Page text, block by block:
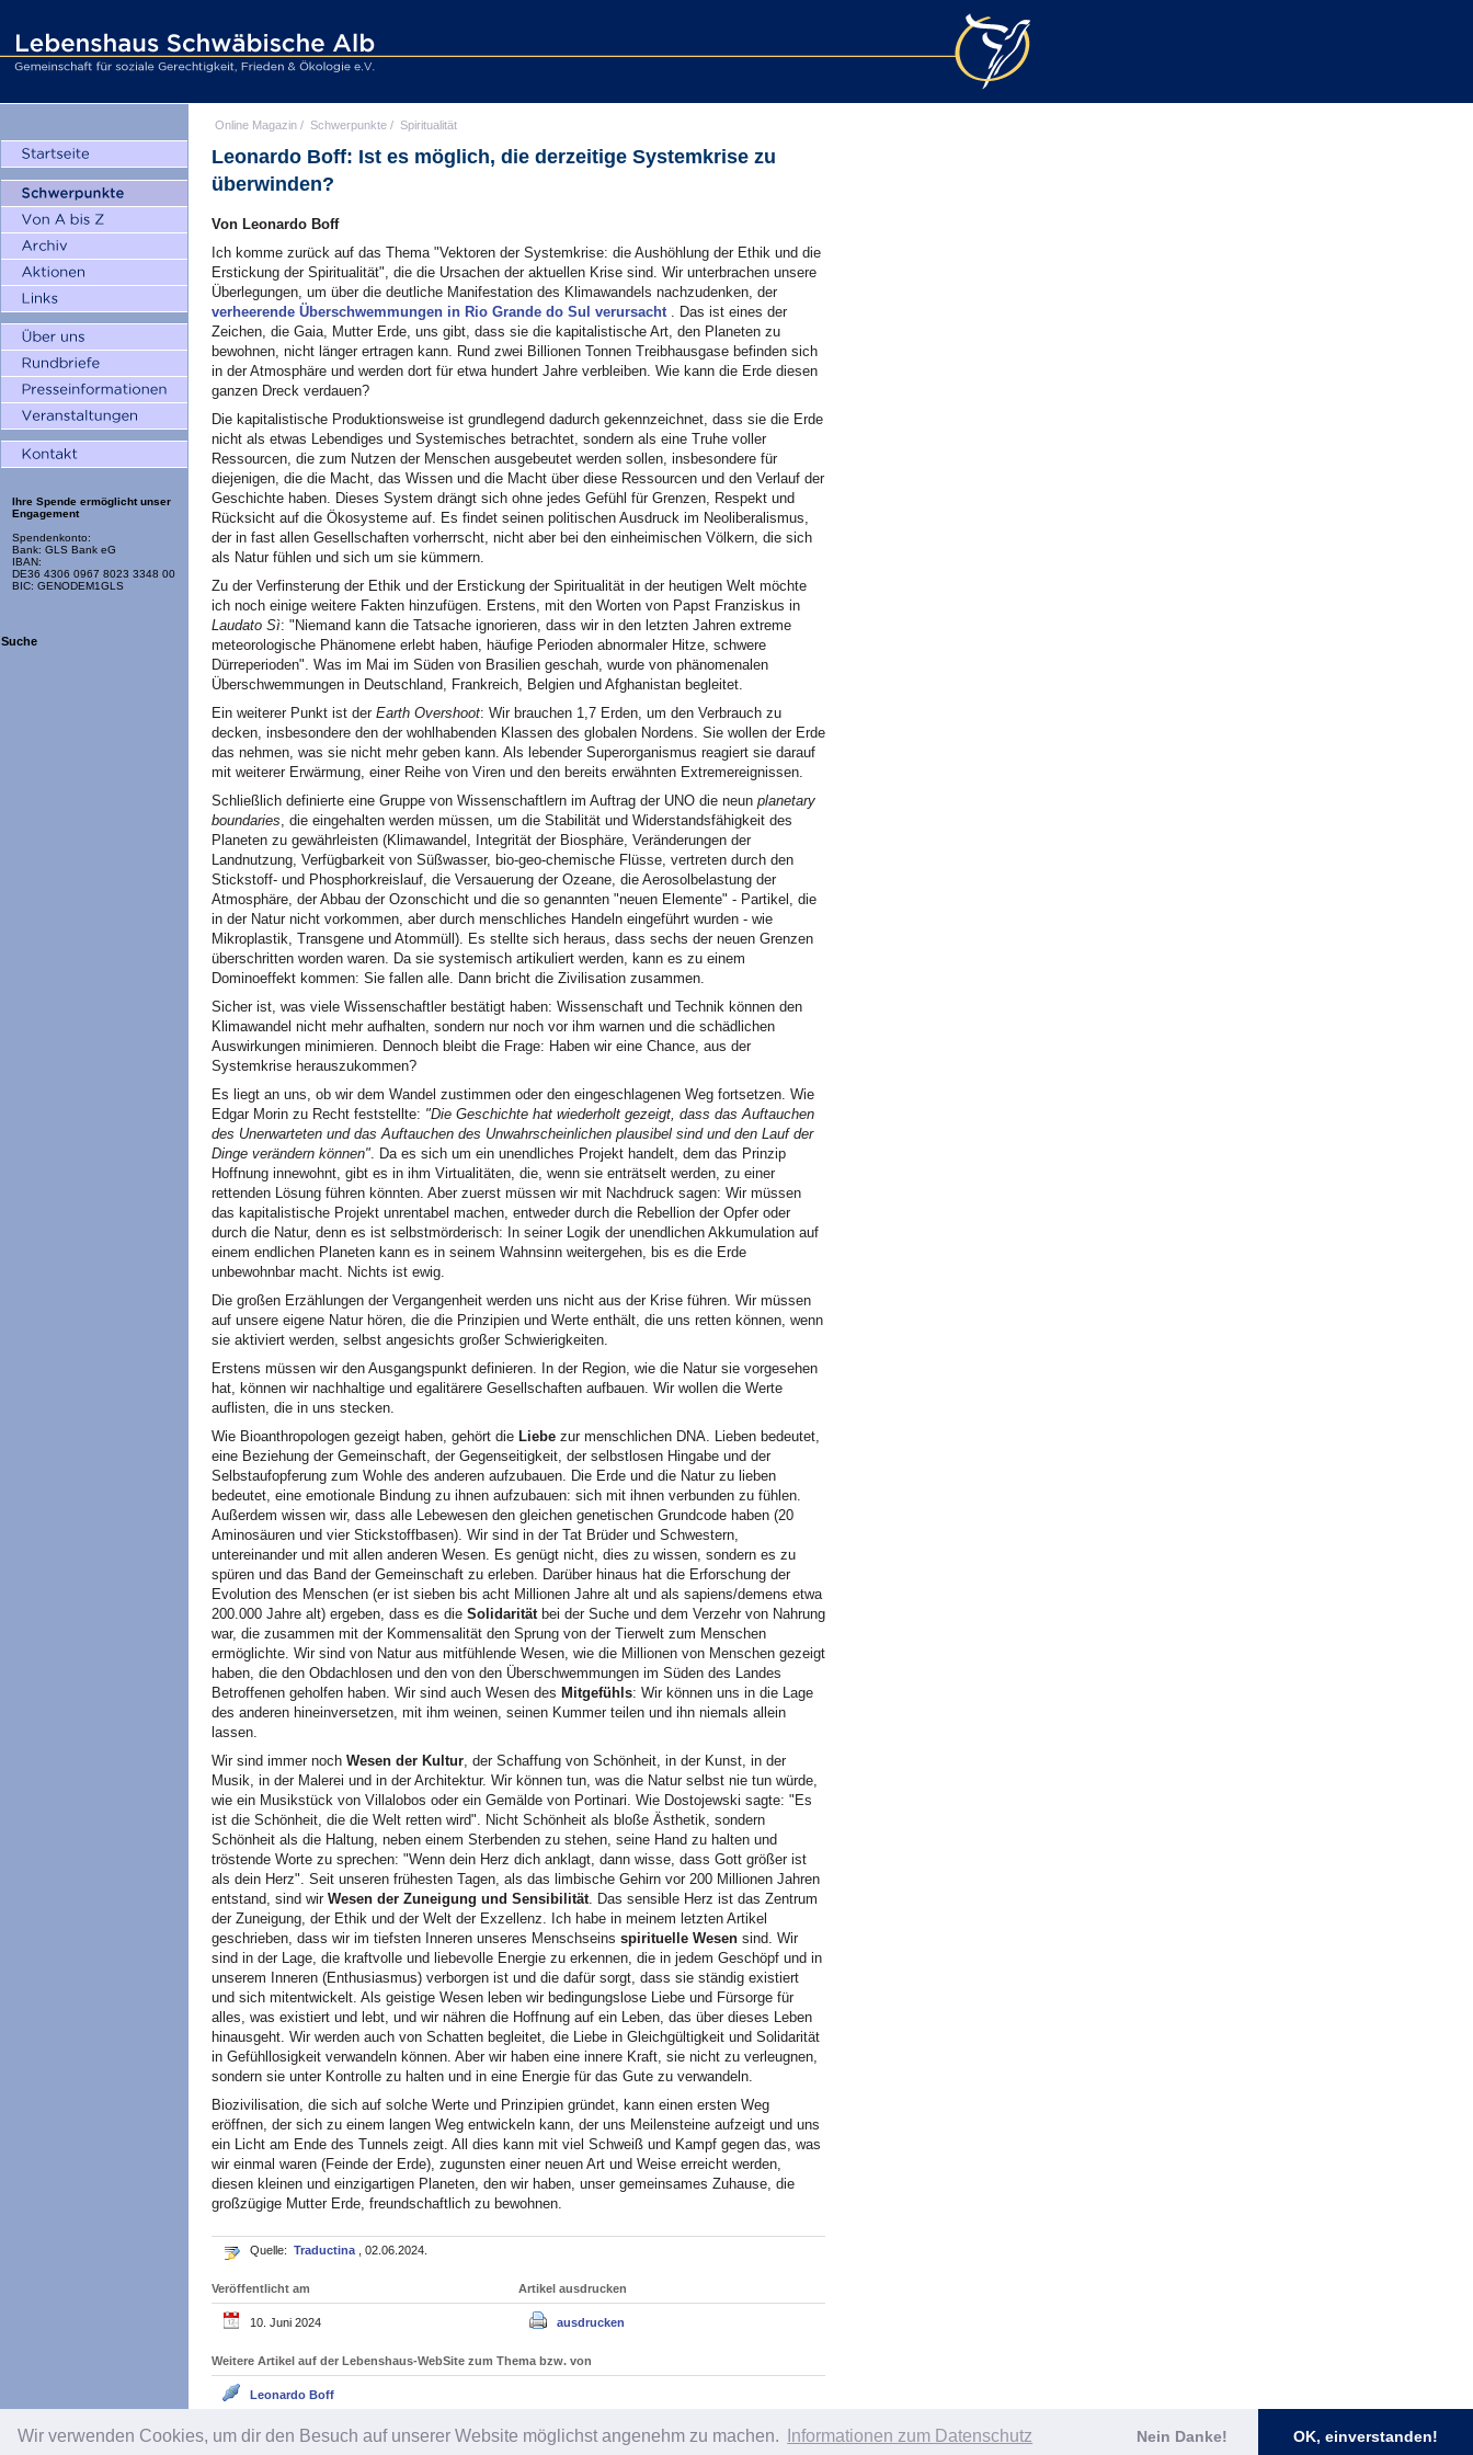
Wir verwenden Cookies, um dir den Besuch auf unserer Website möglichst angenehm zu machen. Informationen zum Datenschutz Nein Danke! OK, einverstanden!
Ihre Spende ermöglicht unser
Engagement
Spendenkonto:
Bank: GLS Bank eG
IBAN:
DE36 4306 0967 8023 3348 00
BIC: GENODEM1GLS
Suche
Online Magazin / Schwerpunkte / Spiritualität
Leonardo Boff: Ist es möglich, die derzeitige Systemkrise zu
überwinden?
Von Leonardo Boff
Ich komme zurück auf das Thema "Vektoren der Systemkrise: die Aushöhlung der Ethik und die
Erstickung der Spiritualität", die die Ursachen der aktuellen Krise sind. Wir unterbrachen unsere
Überlegungen, um über die deutliche Manifestation des Klimawandels nachzudenken, der
verheerende Überschwemmungen in Rio Grande do Sul verursacht . Das ist eines der
Zeichen, die Gaia, Mutter Erde, uns gibt, dass sie die kapitalistische Art, den Planeten zu
bewohnen, nicht länger ertragen kann. Rund zwei Billionen Tonnen Treibhausgase befinden sich
in der Atmosphäre und werden dort für etwa hundert Jahre verbleiben. Wie kann die Erde diesen
ganzen Dreck verdauen?
Die kapitalistische Produktionsweise ist grundlegend dadurch gekennzeichnet, dass sie die Erde
nicht als etwas Lebendiges und Systemisches betrachtet, sondern als eine Truhe voller
Ressourcen, die zum Nutzen der Menschen ausgebeutet werden sollen, insbesondere für
diejenigen, die die Macht, das Wissen und die Macht über diese Ressourcen und den Verlauf der
Geschichte haben. Dieses System drängt sich ohne jedes Gefühl für Grenzen, Respekt und
Rücksicht auf die Ökosysteme auf. Es findet seinen politischen Ausdruck im Neoliberalismus,
der in fast allen Gesellschaften vorherrscht, nicht aber bei den einheimischen Völkern, die sich
als Natur fühlen und sich um sie kümmern.
Zu der Verfinsterung der Ethik und der Erstickung der Spiritualität in der heutigen Welt möchte
ich noch einige weitere Fakten hinzufügen. Erstens, mit den Worten von Papst Franziskus in
Laudato Sì: "Niemand kann die Tatsache ignorieren, dass wir in den letzten Jahren extreme
meteorologische Phänomene erlebt haben, häufige Perioden abnormaler Hitze, schwere
Dürreperioden". Was im Mai im Süden von Brasilien geschah, wurde von phänomenalen
Überschwemmungen in Deutschland, Frankreich, Belgien und Afghanistan begleitet.
Ein weiterer Punkt ist der Earth Overshoot: Wir brauchen 1,7 Erden, um den Verbrauch zu
decken, insbesondere den der wohlhabenden Klassen des globalen Nordens. Sie wollen der Erde
das nehmen, was sie nicht mehr geben kann. Als lebender Superorganismus reagiert sie darauf
mit weiterer Erwärmung, einer Reihe von Viren und den bereits erwähnten Extremereignissen.
Schließlich definierte eine Gruppe von Wissenschaftlern im Auftrag der UNO die neun planetary
boundaries, die eingehalten werden müssen, um die Stabilität und Widerstandsfähigkeit des
Planeten zu gewährleisten (Klimawandel, Integrität der Biosphäre, Veränderungen der
Landnutzung, Verfügbarkeit von Süßwasser, bio-geo-chemische Flüsse, vertreten durch den
Stickstoff- und Phosphorkreislauf, die Versauerung der Ozeane, die Aerosolbelastung der
Atmosphäre, der Abbau der Ozonschicht und die so genannten "neuen Elemente" - Partikel, die
in der Natur nicht vorkommen, aber durch menschliches Handeln eingeführt wurden - wie
Mikroplastik, Transgene und Atommüll). Es stellte sich heraus, dass sechs der neuen Grenzen
überschritten worden waren. Da sie systemisch artikuliert werden, kann es zu einem
Dominoeffekt kommen: Sie fallen alle. Dann bricht die Zivilisation zusammen.
Sicher ist, was viele Wissenschaftler bestätigt haben: Wissenschaft und Technik können den
Klimawandel nicht mehr aufhalten, sondern nur noch vor ihm warnen und die schädlichen
Auswirkungen minimieren. Dennoch bleibt die Frage: Haben wir eine Chance, aus der
Systemkrise herauszukommen?
Es liegt an uns, ob wir dem Wandel zustimmen oder den eingeschlagenen Weg fortsetzen. Wie
Edgar Morin zu Recht feststellte: "Die Geschichte hat wiederholt gezeigt, dass das Auftauchen
des Unerwarteten und das Auftauchen des Unwahrscheinlichen plausibel sind und den Lauf der
Dinge verändern können". Da es sich um ein unendliches Projekt handelt, dem das Prinzip
Hoffnung innewohnt, gibt es in ihm Virtualitäten, die, wenn sie enträtselt werden, zu einer
rettenden Lösung führen könnten. Aber zuerst müssen wir mit Nachdruck sagen: Wir müssen
das kapitalistische Projekt unrentabel machen, entweder durch die Rebellion der Opfer oder
durch die Natur, denn es ist selbstmörderisch: In seiner Logik der unendlichen Akkumulation auf
einem endlichen Planeten kann es in seinem Wahnsinn weitergehen, bis es die Erde
unbewohnbar macht. Nichts ist ewig.
Die großen Erzählungen der Vergangenheit werden uns nicht aus der Krise führen. Wir müssen
auf unsere eigene Natur hören, die die Prinzipien und Werte enthält, die uns retten können, wenn
sie aktiviert werden, selbst angesichts großer Schwierigkeiten.
Erstens müssen wir den Ausgangspunkt definieren. In der Region, wie die Natur sie vorgesehen
hat, können wir nachhaltige und egalitärere Gesellschaften aufbauen. Wir wollen die Werte
auflisten, die in uns stecken.
Wie Bioanthropologen gezeigt haben, gehört die Liebe zur menschlichen DNA. Lieben bedeutet,
eine Beziehung der Gemeinschaft, der Gegenseitigkeit, der selbstlosen Hingabe und der
Selbstaufopferung zum Wohle des anderen aufzubauen. Die Erde und die Natur zu lieben
bedeutet, eine emotionale Bindung zu ihnen aufzubauen: sich mit ihnen verbunden zu fühlen.
Außerdem wissen wir, dass alle Lebewesen den gleichen genetischen Grundcode haben (20
Aminosäuren und vier Stickstoffbasen). Wir sind in der Tat Brüder und Schwestern,
untereinander und mit allen anderen Wesen. Es genügt nicht, dies zu wissen, sondern es zu
spüren und das Band der Gemeinschaft zu erleben. Darüber hinaus hat die Erforschung der
Evolution des Menschen (er ist sieben bis acht Millionen Jahre alt und als sapiens/demens etwa
200.000 Jahre alt) ergeben, dass es die Solidaritätbei der Suche und dem Verzehr von Nahrung
war, die zusammen mit der Kommensalität den Sprung von der Tierwelt zum Menschen
ermöglichte. Wir sind von Natur aus mitfühlende Wesen, wie die Millionen von Menschen gezeigt
haben, die den Obdachlosen und den von den Überschwemmungen im Süden des Landes
Betroffenen geholfen haben. Wir sind auch Wesen des Mitgefühls: Wir können uns in die Lage
des anderen hineinversetzen, mit ihm weinen, seinen Kummer teilen und ihn niemals allein
lassen.
Wir sind immer noch Wesen der Kultur, der Schaffung von Schönheit, in der Kunst, in der
Musik, in der Malerei und in der Architektur. Wir können tun, was die Natur selbst nie tun würde,
wie ein Musikstück von Villalobos oder ein Gemälde von Portinari. Wie Dostojewski sagte: "Es
ist die Schönheit, die die Welt retten wird". Nicht Schönheit als bloße Ästhetik, sondern
Schönheit als die Haltung, neben einem Sterbenden zu stehen, seine Hand zu halten und
tröstende Worte zu sprechen: "Wenn dein Herz dich anklagt, dann wisse, dass Gott größer ist
als dein Herz". Seit unseren frühesten Tagen, als das limbische Gehirn vor 200 Millionen Jahren
entstand, sind wir Wesen der Zuneigung und Sensibilität. Das sensible Herz ist das Zentrum
der Zuneigung, der Ethik und der Welt der Exzellenz. Ich habe in meinem letzten Artikel
geschrieben, dass wir im tiefsten Inneren unseres Menschseins spirituelle Wesen sind. Wir
sind in der Lage, die kraftvolle und liebevolle Energie zu erkennen, die in jedem Geschöpf und in
unserem Inneren (Enthusiasmus) verborgen ist und die dafür sorgt, dass sie ständig existiert
und sich mitentwickelt. Als geistige Wesen leben wir bedingungslose Liebe und Fürsorge für
alles, was existiert und lebt, und wir nähren die Hoffnung auf ein Leben, das über dieses Leben
hinausgeht. Wir werden auch von Schatten begleitet, die Liebe in Gleichgültigkeit und Solidarität
in Gefühllosigkeit verwandeln können. Aber wir haben eine innere Kraft, sie nicht zu verleugnen,
sondern sie unter Kontrolle zu halten und in eine Energie für das Gute zu verwandeln.
Biozivilisation, die sich auf solche Werte und Prinzipien gründet, kann einen ersten Weg
eröffnen, der sich zu einem langen Weg entwickeln kann, der uns Meilensteine aufzeigt und uns
ein Licht am Ende des Tunnels zeigt. All dies kann mit viel Schweiß und Kampf gegen das, was
wir einmal waren (Feinde der Erde), zugunsten einer neuen Art und Weise erreicht werden,
diesen kleinen und einzigartigen Planeten, den wir haben, unser gemeinsames Zuhause, die
großzügige Mutter Erde, freundschaftlich zu bewohnen.
Quelle: Traductina , 02.06.2024.
Veröffentlicht am
10. Juni 2024
Artikel ausdrucken
ausdrucken
Weitere Artikel auf der Lebenshaus-WebSite zum Thema bzw. von
Leonardo Boff
Impressum /Datenschutz